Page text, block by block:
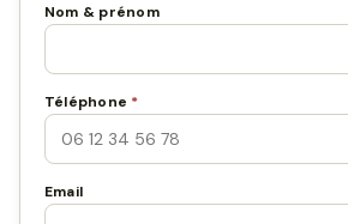
Nom & prénom
Téléphone *
Email